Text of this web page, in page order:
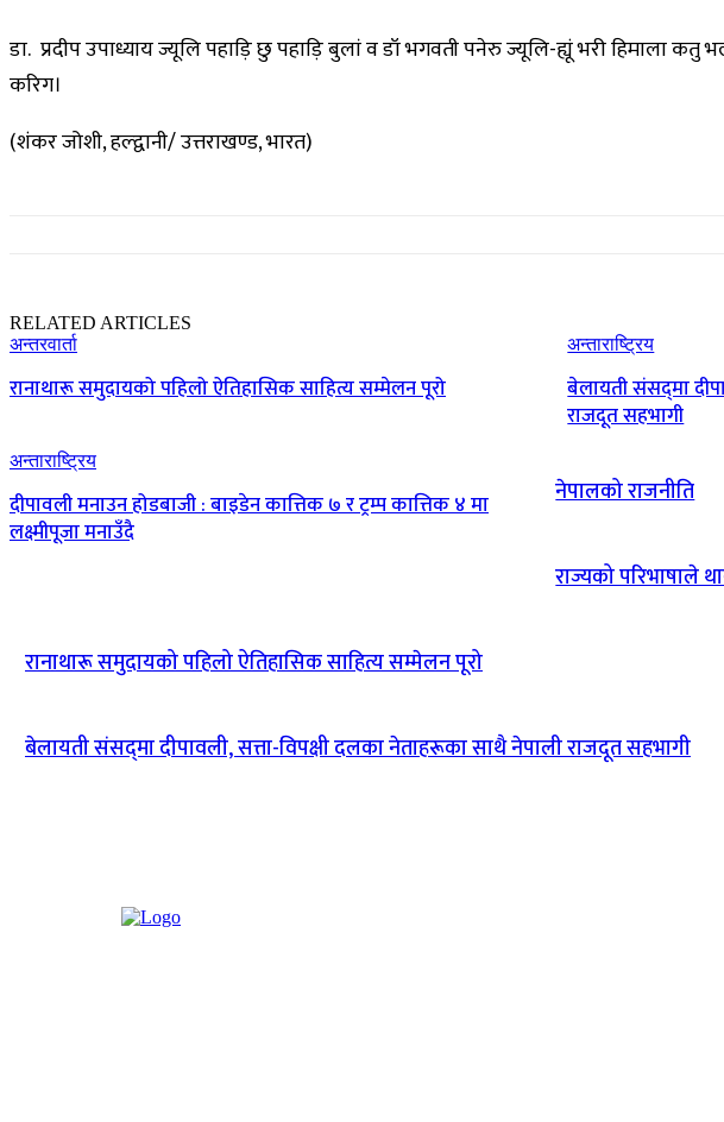
डा. प्रदीप उपाध्याय ज्यूलि पहाड़ि छु पहाड़ि बुलां व डॉ भगवती पनेरु ज्यूलि-ह्यूं भरी हिमाला
करिग।
(शंकर जोशी, हल्द्वानी/ उत्तराखण्ड, भारत)
RELATED ARTICLES
अन्तरवार्ता
रानाथारू समुदायको पहिलो ऐतिहासिक साहित्य सम्मेलन पूरो
अन्ताराष्ट्रिय
बेलायती संसद्‌मा
राजदूत सहभागी
अन्ताराष्ट्रिय
दीपावली मनाउन होडबाजी : बाइडेन कात्तिक ७ र ट्रम्प कात्तिक ४ मा
लक्ष्मीपूजा मनाउँदै
नेपालको राजनीति
राज्यको परिभाषाले
रानाथारू समुदायको पहिलो ऐतिहासिक साहित्य सम्मेलन पूरो
बेलायती संसद्‌मा दीपावली‚ सत्ता-विपक्षी दलका नेताहरूका साथै नेपाली राजदूत सहभागी